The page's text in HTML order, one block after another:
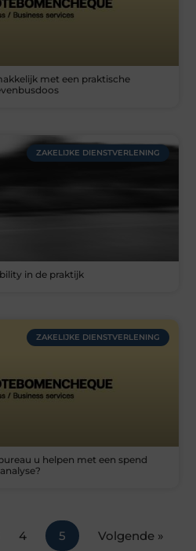
met een praktische
ZAKELIJKE DIENSTVERLENING
in de praktijk
ZAKELIJKE DIENSTVERLENING
u helpen met een spend
analyse?
4 5 Volgende »